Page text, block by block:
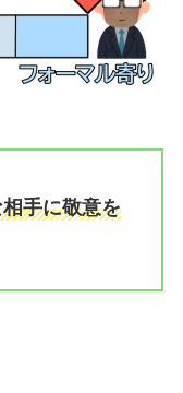
手に敬意を